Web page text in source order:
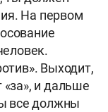
На первом
Выходит,
«за», и дальше
все должны